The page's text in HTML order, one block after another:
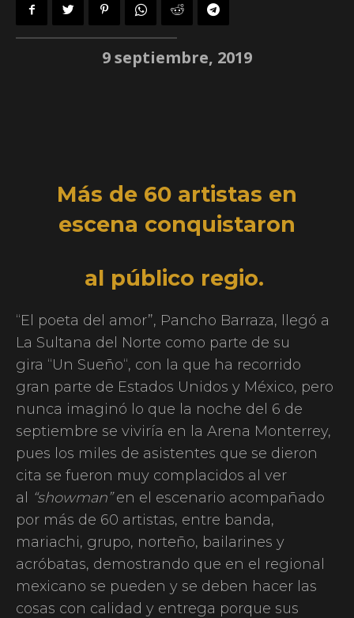
9 septiembre, 2019
Más de 60 artistas en
escena conquistaron
al público regio.
“El poeta del amor”, Pancho Barraza, llegó a
La Sultana del Norte como parte de su
gira “Un Sueño“, con la que ha recorrido
gran parte de Estados Unidos y México, pero
nunca imaginó lo que la noche del 6 de
septiembre se viviría en la Arena Monterrey,
pues los miles de asistentes que se dieron
cita se fueron muy complacidos al ver
al
“showman”en el escenario acompañado
por más de 60 artistas, entre banda,
mariachi, grupo, norteño, bailarines y
acróbatas, demostrando que en el regional
mexicano se pueden y se deben hacer las
cosas con calidad y entrega porque sus